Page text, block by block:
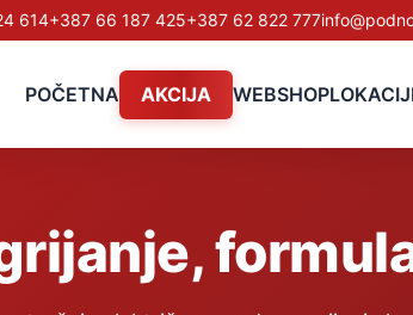
614+387 66 187 425+387 62 822 777
POČETNA AKCIJA WEBSHOP